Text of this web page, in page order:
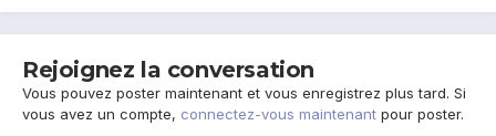
Rejoignez la conversation
Vous pouvez poster maintenant et vous enregistrez plus tard. Si
vous avez un compte, connectez-vous maintenant pour poster.